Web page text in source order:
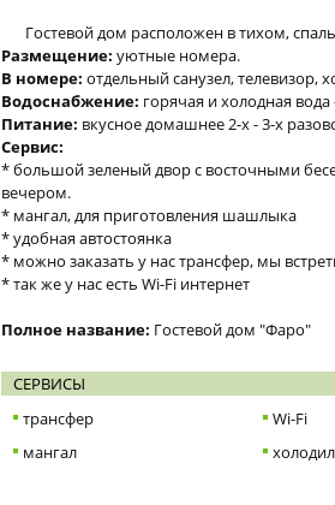
Гостевой дом расположен в тихом,
Размещение: уютные номера.
В номере: отдельный санузел, телевизор,
Водоснабжение: горячая и холодная
Питание: вкусное домашнее 2-х - 3-х
Сервис:
* большой зеленый двор с восточными
вечером.
* мангал, для приготовления шашлыка
* удобная автостоянка
* можно заказать у нас трансфер, мы
* так же у нас есть Wi-Fi интернет
Полное название: Гостевой дом "Фаро"
СЕРВИСЫ
трансфер
Wi-Fi
мангал